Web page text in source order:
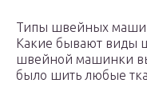
Типы швейных
Какие бывают виды
швейной машинки
было шить любые